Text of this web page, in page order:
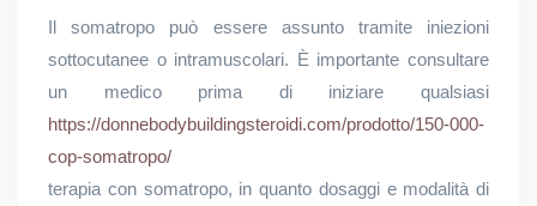
Il somatropo può essere assunto tramite iniezioni
sottocutanee o intramuscolari. È importante consultare
un medico prima di iniziare qualsiasi
https://donnebodybuildingsteroidi.com/prodotto/150-000-
cop-somatropo/
terapia con somatropo, in quanto dosaggi e modalità di